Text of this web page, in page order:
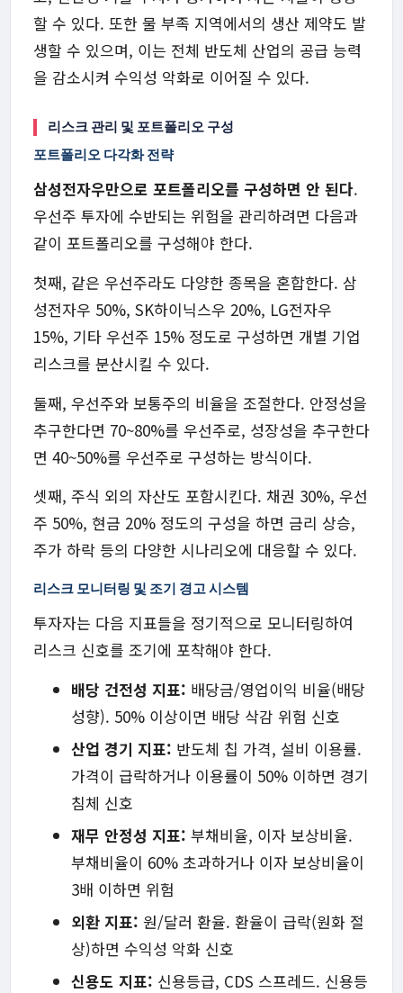
할 수 있다. 또한 물 부족 지역에서의 생산 제약도 발
생할 수 있으며, 이는 전체 반도체 산업의 공급 능력
을 감소시켜 수익성 악화로 이어질 수 있다.
리스크 관리 및 포트폴리오 구성
포트폴리오 다각화 전략
삼성전자우만으로 포트폴리오를 구성하면 안 된다.
우선주 투자에 수반되는 위험을 관리하려면 다음과
같이 포트폴리오를 구성해야 한다.
첫째, 같은 우선주라도 다양한 종목을 혼합한다. 삼
성전자우 50%, SK하이닉스우 20%, LG전자우
15%, 기타 우선주 15% 정도로 구성하면 개별 기업
리스크를 분산시킬 수 있다.
둘째, 우선주와 보통주의 비율을 조절한다. 안정성을
추구한다면 70~80%를 우선주로, 성장성을 추구한다
면 40~50%를 우선주로 구성하는 방식이다.
셋째, 주식 외의 자산도 포함시킨다. 채권 30%, 우선
주 50%, 현금 20% 정도의 구성을 하면 금리 상승,
주가 하락 등의 다양한 시나리오에 대응할 수 있다.
리스크 모니터링 및 조기 경고 시스템
투자자는 다음 지표들을 정기적으로 모니터링하여
리스크 신호를 조기에 포착해야 한다.
배당 건전성 지표: 배당금/영업이익 비율(배당
성향). 50% 이상이면 배당 삭감 위험 신호
산업 경기 지표: 반도체 칩 가격, 설비 이용률.
가격이 급락하거나 이용률이 50% 이하면 경기
침체 신호
재무 안정성 지표: 부채비율, 이자 보상비율.
부채비율이 60% 초과하거나 이자 보상비율이
3배 이하면 위험
외환 지표: 원/달러 환율. 환율이 급락(원화 절
상)하면 수익성 악화 신호
신용도 지표: 신용등급, CDS 스프레드. 신용등